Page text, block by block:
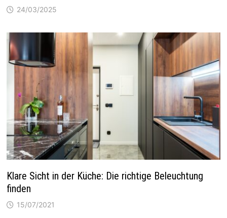
24/03/2025
Klare Sicht in der Küche: Die richtige Beleuchtung
finden
15/07/2021